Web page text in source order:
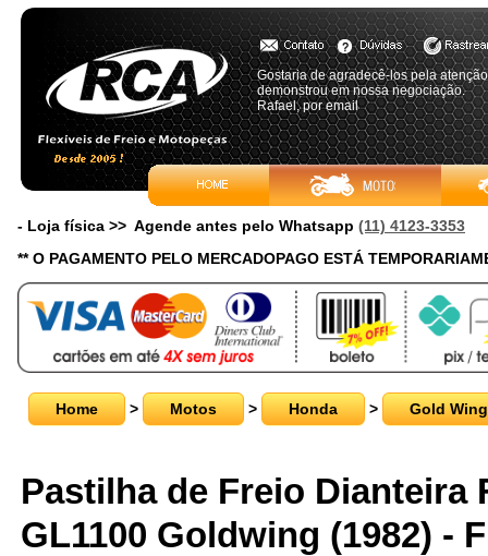
Gostaria de agradecê-los pela
demonstrou em nossa negociação.
Rafael, por email
- Loja física >> Agende antes pelo Whatsapp (11) 4123-3353
** O PAGAMENTO PELO MERCADOPAGO ESTÁ
Home > Motos > Honda > Gold Wing
Pastilha de Freio Dianteira
GL1100 Goldwing (1982) -